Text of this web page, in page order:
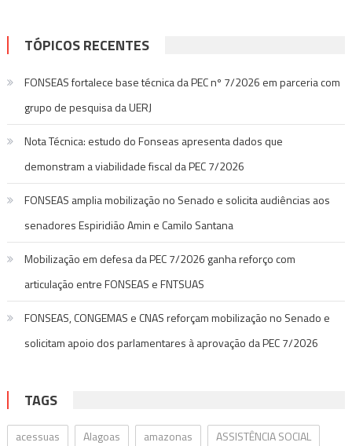
TÓPICOS RECENTES
FONSEAS fortalece base técnica da PEC nº 7/2026 em parceria com
grupo de pesquisa da UERJ
Nota Técnica: estudo do Fonseas apresenta dados que
demonstram a viabilidade fiscal da PEC 7/2026
FONSEAS amplia mobilização no Senado e solicita audiências aos
senadores Espiridião Amin e Camilo Santana
Mobilização em defesa da PEC 7/2026 ganha reforço com
articulação entre FONSEAS e FNTSUAS
FONSEAS, CONGEMAS e CNAS reforçam mobilização no Senado e
solicitam apoio dos parlamentares à aprovação da PEC 7/2026
TAGS
acessuas Alagoas amazonas
ASSISTÊNCIA SOCIAL